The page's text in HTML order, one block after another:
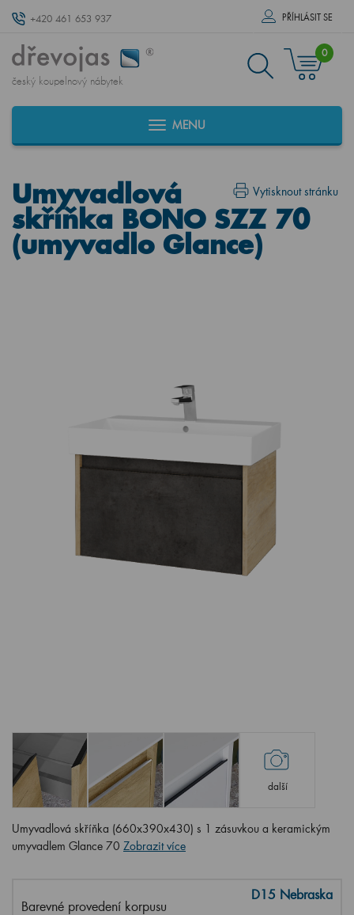
+420 461 653 937 PŘÍHLÁSIT SE
český koupelnový nábytek
0
MENU
Vytisknout stránku
Umyvadlová
skříňka BONO SZZ 70
(umyvadlo Glance)
další
Umyvadlová skříňka (660x390x430) s 1 zásuvkou a keramickým
umyvadlem Glance 70 Zobrazit více
Barevné provedení korpusu
D15 Nebraska